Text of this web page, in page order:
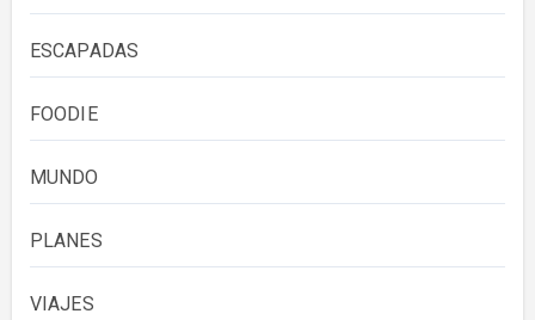
ESCAPADAS
FOODIE
MUNDO
PLANES
VIAJES